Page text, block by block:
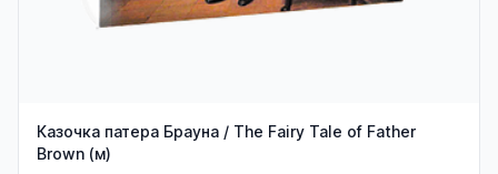
Казочка патера Брауна / The Fairy Tale of Father
Brown (м)